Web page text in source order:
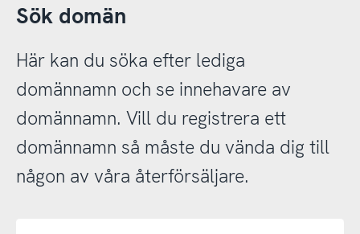
Sök domän
Här kan du söka efter lediga
domännamn och se innehavare av
domännamn. Vill du registrera ett
domännamn så måste du vända dig till
någon av våra återförsäljare.